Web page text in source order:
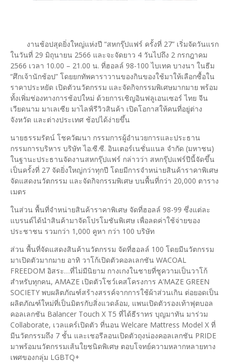
งานช้อปสุดยิ่งใหญ่แห่งปี “สหกรุ๊ปแฟร์ ครั้งที่ 27” เริ่มจัดวันแรก
ในวันที่ 29 มิถุนายน 2566 และจะจัดยาว 4 วันไปถึง 2 กรกฎาคม
2566 เวลา 10.00 – 21.00 น. ที่ฮอลล์ 98-100 ไบเทค บางนา ในธีม
“ศึกเจ้านักช้อป” โดยยกทัพคาราวานของกินของใช้มาให้เลือกซื้อใน
ราคาประหยัด เปิดตัวนวัตกรรม และจัดกิจกรรมพิเศษมากมาย พร้อม
ทั้งเพิ่มช่องทางการช้อปใหม่ ด้วยการเชิญอินฟลูเอนเซอร์ ไทย จีน
เวียดนาม มาเลเซีย มาไลฟ์รีวิวสินค้า เปิดโอกาสให้คนที่อยู่ต่าง
จังหวัด และต่างประเทศ ช้อปได้ง่ายขึ้น
นายธรรมรัตน์ โชควัฒนา กรรมการผู้อำนวยการและประธาน
กรรมการบริหาร บริษัท ไอ.ซี.ซี. อินเตอร์เนชั่นแนล จำกัด (มหาชน)
ในฐานะประธานจัดงานสหกรุ๊ปแฟร์ กล่าวว่า สหกรุ๊ปแฟร์ปีนี้จัดขึ้น
เป็นครั้งที่ 27 จัดยิ่งใหญ่กว่าทุกปี โดยมีการจำหน่ายสินค้าราคาพิเศษ
จัดแสดงนวัตกรรม และจัดกิจกรรมพิเศษ บนพื้นที่กว่า 20,000 ตาราง
เมตร
ในส่วน พื้นที่จำหน่ายสินค้าราคาพิเศษ จัดที่ฮอลล์ 98-99 ซึ่งแต่ละ
แบรนด์ได้นำสินค้ามาจัดโปรโมชันพิเศษ เพื่อลดค่าใช้จ่ายของ
ประชาชน รวมกว่า 1,000 คูหา กว่า 100 บริษัท
ส่วน พื้นที่จัดแสดงสินค้านวัตกรรม จัดที่ฮอลล์ 100 โดยมีนวัตกรรม
มาเปิดตัวมากมาย อาทิ วาโก้เปิดตัวคอลเลกชัน WACOAL
FREEDOM อิสระ…ที่ไม่มีนิยาม กางเกงในชายที่ชูความเป็นวาโก้
สำหรับทุกคน, AMAZE เปิดตัวโชว์เคสโครงการ A’MAZE GREEN
SOCIETY พบผลิตภัณฑ์สร้างสรรค์จากการใช้ผ้าส่วนเกิน ต่อยอดเป็น
ผลิตภัณฑ์ใหม่ที่เป็นมิตรกับสิ่งแวดล้อม, แพนเปิดตัวรองเท้าฟุตบอล
คอลเลกชัน Balancer Touch X T5 ที่ได้ธีราทร บุญมาทัน มาร่วม
Collaborate, เวลแคร์เปิดตัว ที่นอน Welcare Mattress Model X ที่
มีนวัตกรรมถึง 7 ชั้น และเชอรีลอนเปิดตัวถุงน่องคอลเลกชัน PRIDE
มาพร้อมนวัตกรรมเส้นใยชนิดพิเศษ ตอบโจทย์ความหลากหลายทาง
เพศของกลุ่ม LGBTQ+